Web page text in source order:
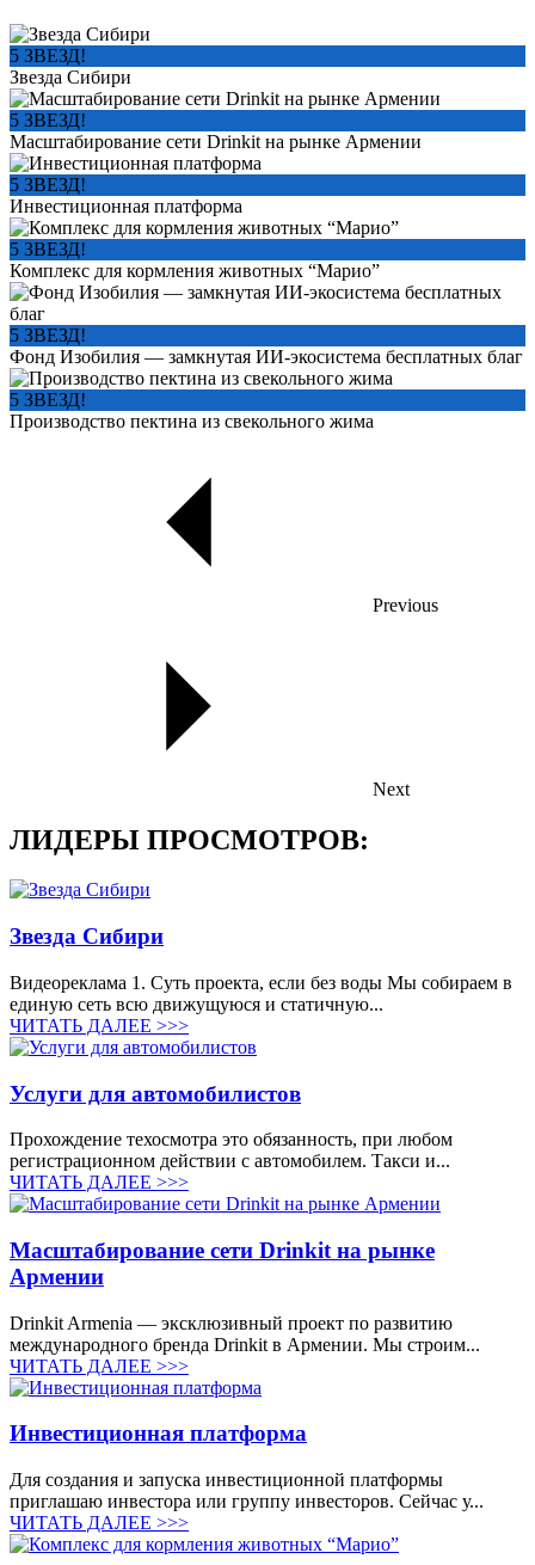
5 ЗВЕЗД!
Звезда Сибири
5 ЗВЕЗД!
Масштабирование сети Drinkit на рынке Армении
5 ЗВЕЗД!
Инвестиционная платформа
5 ЗВЕЗД!
Комплекс для кормления животных “Марио”
5 ЗВЕЗД!
Фонд Изобилия — замкнутая ИИ-экосистема бесплатных благ
5 ЗВЕЗД!
Производство пектина из свекольного жима
Previous
Next
ЛИДЕРЫ ПРОСМОТРОВ:
Звезда Сибири
Видеореклама 1. Суть проекта, если без воды Мы собираем в
единую сеть всю движущуюся и статичную...
ЧИТАТЬ ДАЛЕЕ >>>
Услуги для автомобилистов
Прохождение техосмотра это обязанность, при любом
регистрационном действии с автомобилем. Такси и...
ЧИТАТЬ ДАЛЕЕ >>>
Масштабирование сети Drinkit на рынке
Армении
Drinkit Armenia — эксклюзивный проект по развитию
международного бренда Drinkit в Армении. Мы строим...
ЧИТАТЬ ДАЛЕЕ >>>
Инвестиционная платформа
Для создания и запуска инвестиционной платформы
приглашаю инвестора или группу инвесторов. Сейчас у...
ЧИТАТЬ ДАЛЕЕ >>>